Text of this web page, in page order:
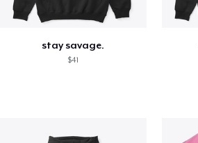
stay savage.
$41